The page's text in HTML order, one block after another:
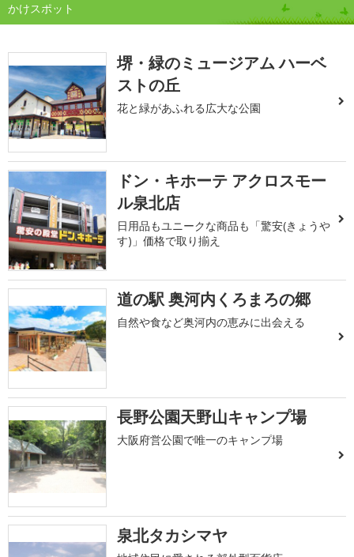
かけスポット
堺・緑のミュージアム ハーベ
ストの丘
花と緑があふれる広大な公園
ドン・キホーテ アクロスモー
ル泉北店
日用品もユニークな商品も「驚安(きょうや
す)」価格で取り揃え
道の駅 奥河内くろまろの郷
自然や食など奥河内の恵みに出会える
長野公園天野山キャンプ場
大阪府営公園で唯一のキャンプ場
泉北タカシマヤ